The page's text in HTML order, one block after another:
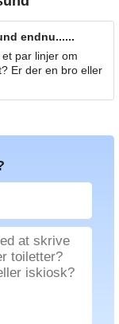
endnu......
par linjer om
Er der en bro eller